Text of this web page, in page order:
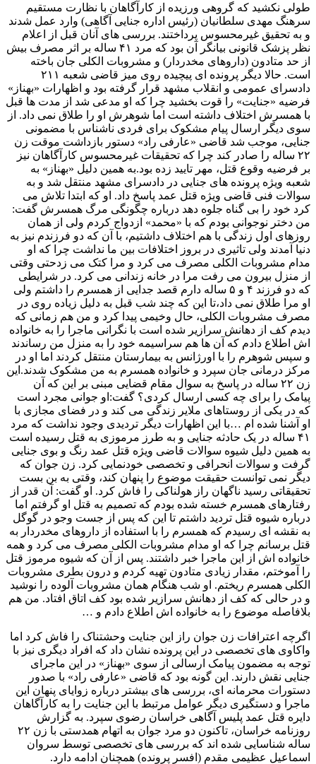
طولی نکشید که گروهی ورزیده از کارآگاهان با نظارت مستقیم
سرهنگ مهدی سلطانیان (رئیس اداره جنایی آگاهی) وارد عمل شدند
و به تحقیق غیرمحسوس پرداختند. بررسی های آنان قبل از اعلام
نظر پزشک قانونی بیانگر آن بود که مرد ۴۱ ساله بر اثر مصرف بیش
از حد متادون (داروهای مخدردار) و مشروبات الکلی جان باخته
است. حالا دیگر پرونده ای پیچیده روی میز قاضی شعبه ۲۱۱
دادسرای عمومی و انقلاب مشهد قرار گرفته بود و اظهارات «بهناز»
فرضیه «جنایت» را قوت بخشید چرا که او مدعی شد از مدت ها قبل
با همسرش اختلاف داشته است اما شوهرش او را طلاق نمی داد. از
سوی دیگر ارسال پیام مشکوک برای فردی ناشناس با مضمونی
جنایی، موجب شد قاضی «عارفی راد» دستور بازداشت موقت زن
۲۲ ساله را صادر کند چرا که تحقیقات غیرمحسوس کارآگاهان نیز
بر فرضیه وقوع قتل، مهر تایید زده بود.به همین دلیل «بهناز» به
شعبه ویژه پرونده های جنایی در دادسرای مشهد منتقل شد و به
سوالات فنی قاضی ویژه قتل عمد پاسخ داد. او که ابتدا تلاش می
کرد خود را بی گناه جلوه دهد درباره چگونگی مرگ همسرش گفت:
من دختر نوجوانی بودم که با «محمد» ازدواج کردم ولی از همان
روزهای اول زندگی با هم اختلاف داشتیم، با آن که دو فرزندم نیز به
دنیا آمدند ولی تاثیری در بروز اختلافات بین ما نداشت چرا که او
مدام مشروبات الکلی مصرف می کرد و مرا کتک می زدحتی وقتی
از منزل بیرون می رفت مرا در خانه زندانی می کرد. در شرایطی
که دو فرزند ۴ و ۵ ساله دارم قصد جدایی از همسرم را داشتم ولی
او مرا طلاق نمی داد،تا این که چند شب قبل به دلیل زیاده روی در
مصرف مشروبات الکلی، حال وخیمی پیدا کرد و من هم زمانی که
دیدم کف از دهانش سرازیر شده است با نگرانی ماجرا را به خانواده
اش اطلاع دادم که آن ها هم سراسیمه خود را به منزل من رساندند
و سپس شوهرم را با اورژانس به بیمارستان منتقل کردند اما او در
مرکز درمانی جان سپرد و خانواده همسرم به من مشکوک شدند.این
زن ۲۲ ساله در پاسخ به سوال مقام قضایی مبنی بر این که آن
پیامک را برای چه کسی ارسال کردی؟ گفت:او جوانی مجرد است
که در یکی از روستاهای ملایر زندگی می کند و در فضای مجازی با
او آشنا شده ام …با این اظهارات دیگر تردیدی وجود نداشت که مرد
۴۱ ساله در یک حادثه جنایی و به طرز مرموزی به قتل رسیده است
به همین دلیل شیوه سوالات قاضی ویژه قتل عمد رنگ و بوی جنایی
گرفت و سوالات انحرافی و تخصصی خودنمایی کرد. زن جوان که
دیگر نمی توانست حقیقت موضوع را پنهان کند، وقتی به بن بست
تحقیقاتی رسید ناگهان راز هولناکی را فاش کرد. او گفت: آن قدر از
رفتارهای همسرم خسته شده بودم که تصمیم به قتل او گرفتم اما
درباره شیوه قتل تردید داشتم تا این که پس از جست وجو در گوگل
به نقشه ای رسیدم که همسرم را با استفاده از داروهای مخدردار به
قتل برسانم چرا که او مدام مشروبات الکلی مصرف می کرد و همه
خانواده اش از این ماجرا خبر داشتند. پس از آن که شیوه مرموز قتل
را آموختم، مقدار زیادی متادون تهیه کردم و درون بطری مشروبات
الکلی همسرم ریختم. او شب هنگام همان مشروبات آلوده را نوشید
و در حالی که کف از دهانش سرازیر شده بود کف اتاق افتاد. من هم
بلافاصله موضوع را به خانواده اش اطلاع دادم و …
اگرچه اعترافات زن جوان راز این جنایت وحشتناک را فاش کرد اما
واکاوی های تخصصی در این پرونده نشان داد که افراد دیگری نیز با
توجه به مضمون پیامک ارسالی از سوی «بهناز» در این ماجرای
جنایی نقش دارند. این گونه بود که قاضی «عارفی راد» با صدور
دستورات محرمانه ای، بررسی های بیشتر درباره زوایای پنهان این
ماجرا و دستگیری دیگر عوامل مرتبط با این جنایت را به کارآگاهان
دایره قتل عمد پلیس آگاهی خراسان رضوی سپرد. به گزارش
روزنامه خراسان، تاکنون دو مرد جوان به اتهام همدستی با زن ۲۲
ساله شناسایی شده اند که بررسی های تخصصی توسط سروان
اسماعیل عظیمی مقدم (افسر پرونده) همچنان ادامه دارد.